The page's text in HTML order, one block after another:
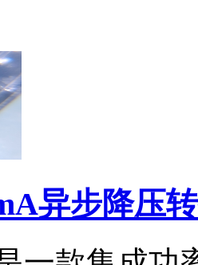
异步降压